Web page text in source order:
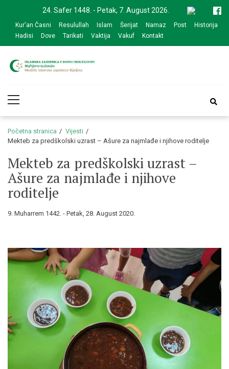
navigation
content
24. Safer 1448. - Petak, 7. August 2026.
Kur'an Časni Resulullah Islam Šerijat Namaz Post
Historija
Hadisi
Dove Tarikati Vaktija Vakuf Kontakt
zajednice Bijeljina
Menu
Početna stranica
Vijesti
Mekteb za predškolski uzrast – Ašure za najmlađe i njihove roditelje
Mekteb za predškolski uzrast –
Ašure za najmlađe i njihove
roditelje
9. Muharrem 1442. - Petak, 28. August 2020.